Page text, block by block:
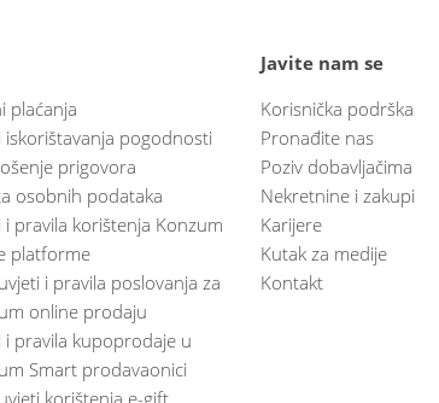
plaćanja
iskorištavanja pogodnosti
prigovora
osobnih podataka
i pravila korištenja Konzum
platforme
i pravila poslovanja za
online prodaju
i pravila kupoprodaje u
Smart prodavaonici
korištenja e-gift
Javite nam se
Korisnička podrška
Pronađite nas
Poziv dobavljačima
Nekretnine i zakupi
Karijere
Kutak za medije
Kontakt